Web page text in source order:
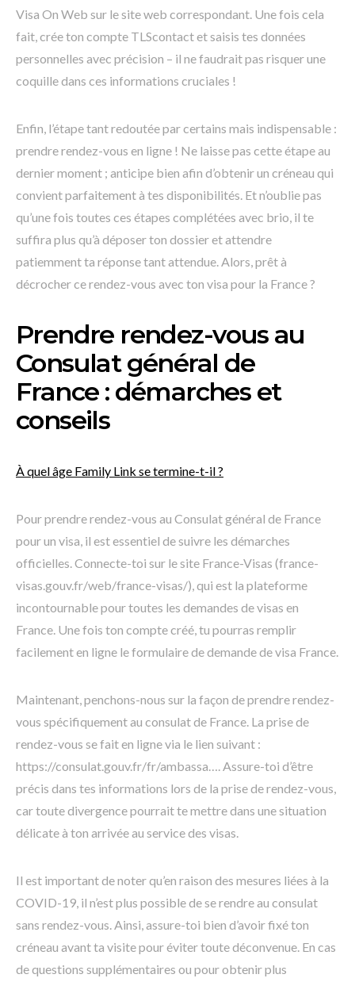
Visa On Web sur le site web correspondant. Une fois cela
fait, crée ton compte TLScontact et saisis tes données
personnelles avec précision – il ne faudrait pas risquer une
coquille dans ces informations cruciales !
Enfin, l’étape tant redoutée par certains mais indispensable :
prendre rendez-vous en ligne ! Ne laisse pas cette étape au
dernier moment ; anticipe bien afin d’obtenir un créneau qui
convient parfaitement à tes disponibilités. Et n’oublie pas
qu’une fois toutes ces étapes complétées avec brio, il te
suffira plus qu’à déposer ton dossier et attendre
patiemment ta réponse tant attendue. Alors, prêt à
décrocher ce rendez-vous avec ton visa pour la France ?
Prendre rendez-vous au
Consulat général de
France : démarches et
conseils
À quel âge Family Link se termine-t-il ?
Pour prendre rendez-vous au Consulat général de France
pour un visa, il est essentiel de suivre les démarches
officielles. Connecte-toi sur le site France-Visas (france-
visas.gouv.fr/web/france-visas/), qui est la plateforme
incontournable pour toutes les demandes de visas en
France. Une fois ton compte créé, tu pourras remplir
facilement en ligne le formulaire de demande de visa France.
Maintenant, penchons-nous sur la façon de prendre rendez-
vous spécifiquement au consulat de France. La prise de
rendez-vous se fait en ligne via le lien suivant :
https://consulat.gouv.fr/fr/ambassa…. Assure-toi d’être
précis dans tes informations lors de la prise de rendez-vous,
car toute divergence pourrait te mettre dans une situation
délicate à ton arrivée au service des visas.
Il est important de noter qu’en raison des mesures liées à la
COVID-19, il n’est plus possible de se rendre au consulat
sans rendez-vous. Ainsi, assure-toi bien d’avoir fixé ton
créneau avant ta visite pour éviter toute déconvenue. En cas
de questions supplémentaires ou pour obtenir plus